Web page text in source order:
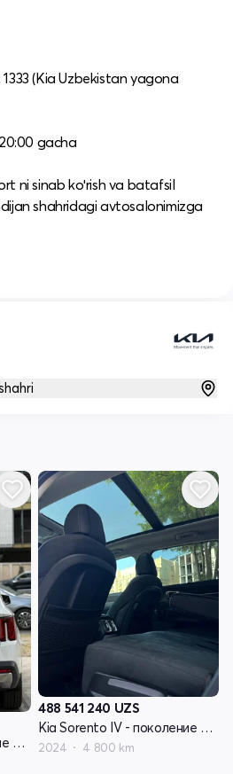
(Kia Uzbekistan yagona
gacha
ni sinab koʻrish va batafsil
shahridagi avtosalonimizga
Kia Sorento IV - поколение рестайлинг
488 541 240 UZS
Kia Sorento IV - поколение рестайлинг
2024 4 800 km